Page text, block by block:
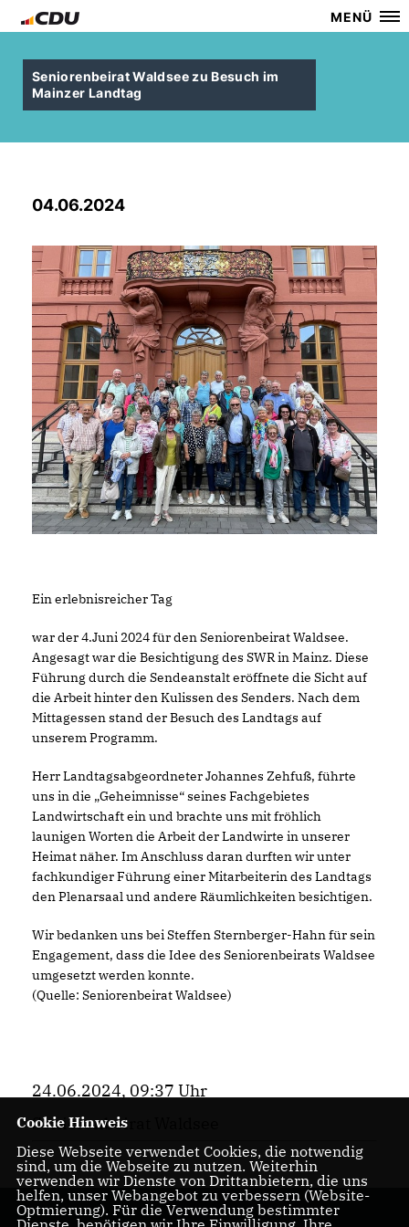
MENÜ
Seniorenbeirat Waldsee zu Besuch im
Mainzer Landtag
04.06.2024
Ein erlebnisreicher Tag
war der 4.Juni 2024 für den Seniorenbeirat Waldsee.
Angesagt war die Besichtigung des SWR in Mainz. Diese
Führung durch die Sendeanstalt eröffnete die Sicht auf
die Arbeit hinter den Kulissen des Senders. Nach dem
Mittagessen stand der Besuch des Landtags auf
unserem Programm.
Herr Landtagsabgeordneter Johannes Zehfuß, führte
uns in die „Geheimnisse“ seines Fachgebietes
Landwirtschaft ein und brachte uns mit fröhlich
launigen Worten die Arbeit der Landwirte in unserer
Heimat näher. Im Anschluss daran durften wir unter
fachkundiger Führung einer Mitarbeiterin des Landtags
den Plenarsaal und andere Räumlichkeiten besichtigen.
Wir bedanken uns bei Steffen Sternberger-Hahn für sein
Engagement, dass die Idee des Seniorenbeirats Waldsee
umgesetzt werden konnte.
(Quelle: Seniorenbeirat Waldsee)
24.06.2024, 09:37 Uhr
Seniorenbeirat Waldsee
Cookie Hinweis
Diese Webseite verwendet Cookies, die notwendig
sind, um die Webseite zu nutzen. Weiterhin
verwenden wir Dienste von Drittanbietern, die uns
helfen, unser Webangebot zu verbessern (Website-
Optmierung). Für die Verwendung bestimmter